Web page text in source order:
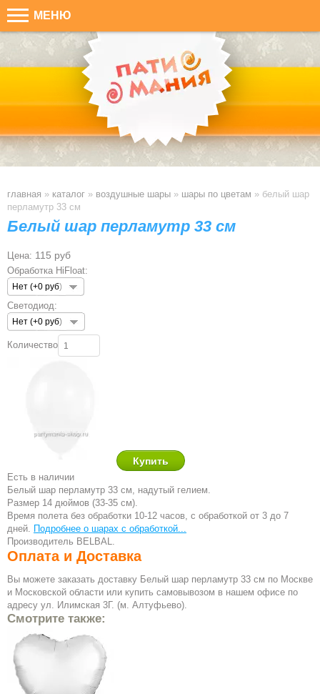
МЕНЮ
главная » каталог » воздушные шары » шары по цветам » белый шар
перламутр 33 см
Белый шар перламутр 33 см
Цена: 115 руб
Обработка HiFloat:
Нет (+0 руб)
Светодиод:
Нет (+0 руб)
Количество
Есть в наличии
Белый шар перламутр 33 см, надутый гелием.
Размер 14 дюймов (33-35 см).
Время полета без обработки 10-12 часов, с обработкой от 3 до 7
дней. Подробнее о шарах с обработкой...
Производитель BELBAL.
Оплата и Доставка
Вы можете заказать доставку Белый шар перламутр 33 см по Москве
и Московской области или купить самовывозом в нашем офисе по
адресу ул. Илимская 3Г. (м. Алтуфьево).
Смотрите также: